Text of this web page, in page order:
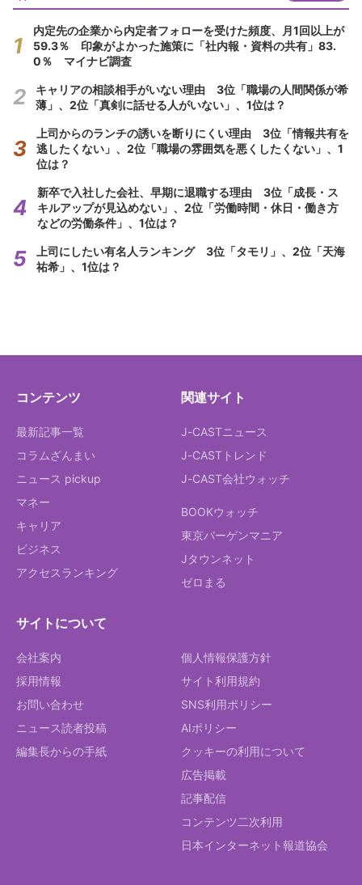
内定先の企業から内定者フォローを受けた頻度、月1回以上が
59.3％ 印象がよかった施策に「社内報・資料の共有」83.
0％ マイナビ調査
キャリアの相談相手がいない理由 3位「職場の人間関係が希
薄」、2位「真剣に話せる人がいない」、1位は？
上司からのランチの誘いを断りにくい理由 3位「情報共有を
逃したくない」、2位「職場の雰囲気を悪くしたくない」、1
位は？
新卒で入社した会社、早期に退職する理由 3位「成長・ス
キルアップが見込めない」、2位「労働時間・休日・働き方
などの労働条件」、1位は？
上司にしたい有名人ランキング 3位「タモリ」、2位「天海
祐希」、1位は？
コンテンツ
最新記事一覧
コラムざんまい
ニュース pickup
マネー
キャリア
ビジネス
アクセスランキング
関連サイト
J-CASTニュース
J-CASTトレンド
J-CAST会社ウォッチ
BOOKウォッチ
東京バーゲンマニア
Jタウンネット
ゼロまる
サイトについて
会社案内
採用情報
お問い合わせ
ニュース読者投稿
編集長からの手紙
個人情報保護方針
サイト利用規約
SNS利用ポリシー
AIポリシー
クッキーの利用について
広告掲載
記事配信
コンテンツ二次利用
日本インターネット報道協会